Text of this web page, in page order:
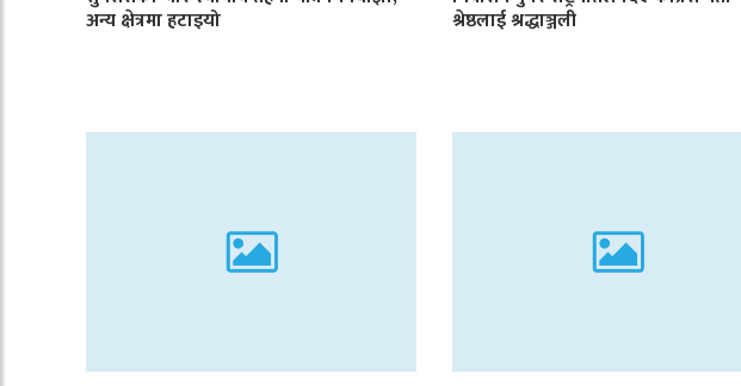
अन्य क्षेत्रमा हटाइयो श्रेष्ठलाई श्रद्धाञ्जली